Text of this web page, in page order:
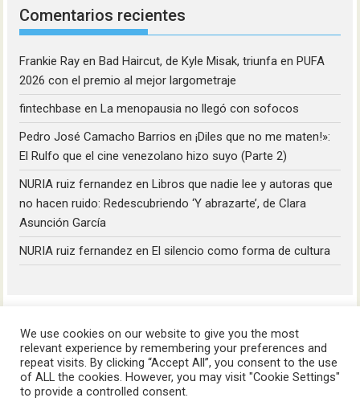
Comentarios recientes
Frankie Ray enBad Haircut, de Kyle Misak, triunfa en PUFA
2026 con el premio al mejor largometraje
fintechbase enLa menopausia no llegó con sofocos
Pedro José Camacho Barrios en¡Diles que no me maten!»:
El Rulfo que el cine venezolano hizo suyo (Parte 2)
NURIA ruiz fernandez enLibros que nadie lee y autoras que
no hacen ruido: Redescubriendo ‘Y abrazarte’, de Clara
Asunción García
NURIA ruiz fernandez enEl silencio como forma de cultura
HoyLunes © 2023
We use cookies on our website to give you the most
relevant experience by remembering your preferences and
repeat visits. By clicking “Accept All”, you consent to the use
of ALL the cookies. However, you may visit "Cookie Settings"
to provide a controlled consent.